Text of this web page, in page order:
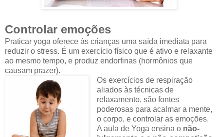
Controlar emoções
Praticar yoga oferece às crianças uma saída imediata para
reduzir o stress. É um exercício físico que é ativo e relaxante
ao mesmo tempo, e produz endorfinas (hormônios que
causam prazer).
Os exercícios de respiração
aliados às técnicas de
relaxamento, são fontes
poderosas para acalmar a mente,
o corpo, e controlar as emoções.
A aula de Yoga ensina o não-